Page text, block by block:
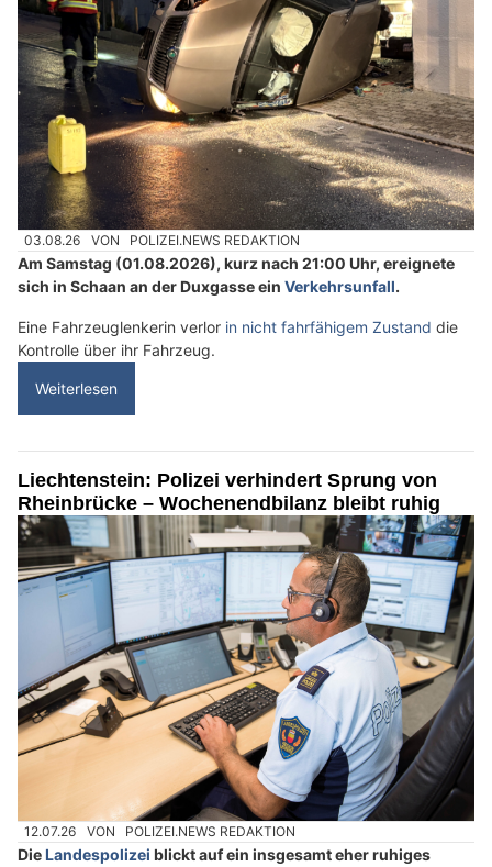
03.08.26 VON POLIZEI.NEWS REDAKTION
Am Samstag (01.08.2026), kurz nach 21:00 Uhr, ereignete
sich in Schaan an der Duxgasse ein Verkehrsunfall.
Eine Fahrzeuglenkerin verlor in nicht fahrfähigem Zustand die
Kontrolle über ihr Fahrzeug.
Weiterlesen
Liechtenstein: Polizei verhindert Sprung von
Rheinbrücke – Wochenendbilanz bleibt ruhig
12.07.26 VON POLIZEI.NEWS REDAKTION
DieLandespolizei blickt auf ein insgesamt eher ruhiges